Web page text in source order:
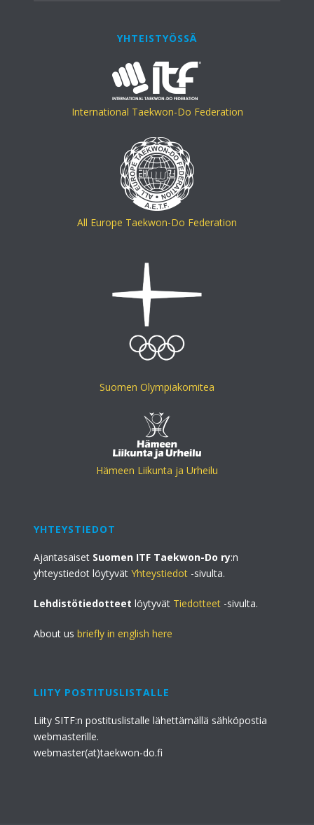
YHTEISTYÖSSÄ
International Taekwon-Do Federation
All Europe Taekwon-Do Federation
Suomen Olympiakomitea
Hämeen Liikunta ja Urheilu
YHTEYSTIEDOT
Ajantasaiset Suomen ITF Taekwon-Do ry:n
yhteystiedot löytyvätYhteystiedot -sivulta.
Lehdistötiedotteet löytyvät Tiedotteet -sivulta.
About usbriefly in english here
LIITY POSTITUSLISTALLE
Liity SITF:n postituslistalle lähettämällä sähköpostia
webmasterille.
webmaster(at)taekwon-do.fi